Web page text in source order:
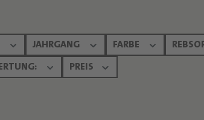
Text
JAHRGANG FARBE
PREIS